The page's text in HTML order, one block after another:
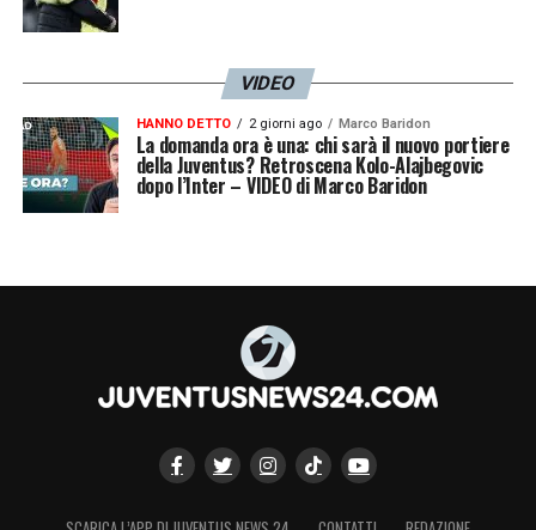
VIDEO
HANNO DETTO 2 giorni ago Marco Baridon
La domanda ora è una: chi sarà il nuovo portiere
della Juventus? Retroscena Kolo-Alajbegovic
dopo l’Inter – VIDEO di Marco Baridon